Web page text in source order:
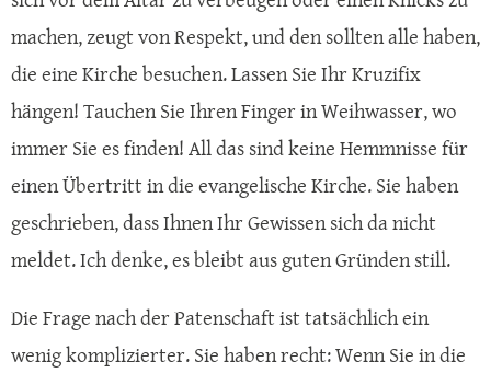
machen, zeugt von Respekt, und den sollten alle haben,
die eine Kirche besuchen. Lassen Sie Ihr Kruzifix
hängen! Tauchen Sie Ihren Finger in Weihwasser, wo
immer Sie es finden! All das sind keine Hemmnisse für
einen Übertritt in die evangelische Kirche. Sie haben
geschrieben, dass Ihnen Ihr Gewissen sich da nicht
meldet. Ich denke, es bleibt aus guten Gründen still.
Die Frage nach der Patenschaft ist tatsächlich ein
wenig komplizierter. Sie haben recht: Wenn Sie in die